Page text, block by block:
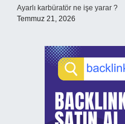
Ayarlı karbüratör ne işe yarar ?
Temmuz 21, 2026